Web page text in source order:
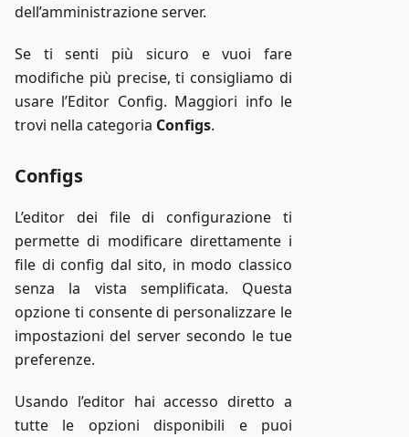
dell’amministrazione server.
Se ti senti più sicuro e vuoi fare
modifiche più precise, ti consigliamo di
usare l’Editor Config. Maggiori info le
trovi nella categoria Configs.
Configs
L’editor dei file di configurazione ti
permette di modificare direttamente i
file di config dal sito, in modo classico
senza la vista semplificata. Questa
opzione ti consente di personalizzare le
impostazioni del server secondo le tue
preferenze.
Usando l’editor hai accesso diretto a
tutte le opzioni disponibili e puoi